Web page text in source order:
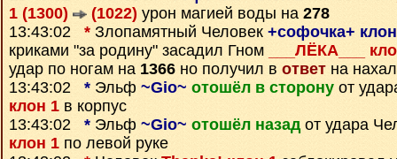
1 (1300)
(1022) урон магией воды на 278
13:43:02 * Злопамятный Человек +софочка+
криками "за родину" засадил Гном
___ЛЁКА___
удар по ногам на 1366 но получил в ответ на
13:43:02 * Эльф ~Gio~ отошёл в сторону от
клон 1 в корпус
13:43:02 * Эльф ~Gio~ отошёл назадот удара
клон 1 по левой руке